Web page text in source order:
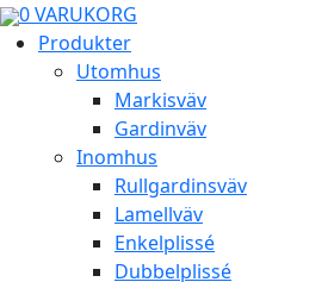
0VARUKORG
Produkter
Utomhus
Markisväv
Gardinväv
Inomhus
Rullgardinsväv
Lamellväv
Enkelplissé
Dubbelplissé